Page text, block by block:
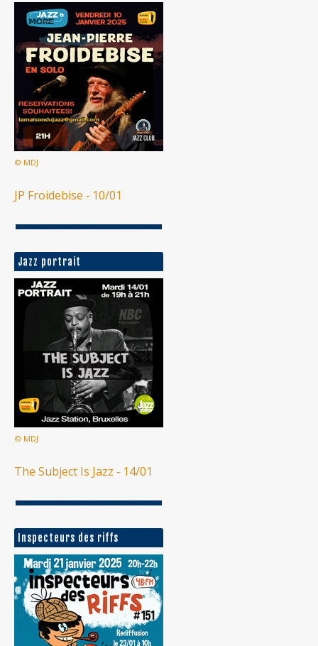
© MDJ
JP Froidebise ‐ 10/01
Jazz portrait
© MDJ
The Subject Is Jazz ‐ 14/01
Inspecteurs des riffs